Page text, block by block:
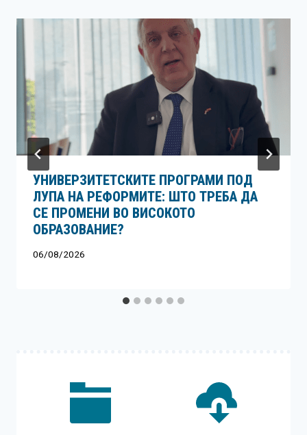
УНИВЕРЗИТЕТСКИТЕ ПРОГРАМИ ПОД
ЛУПА НА РЕФОРМИТЕ: ШТО ТРЕБА ДА
СЕ ПРОМЕНИ ВО ВИСОКОТО
ОБРАЗОВАНИЕ?
06/08/2026